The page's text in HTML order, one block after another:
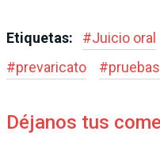
Etiquetas: #Juicio oral
#prevaricato #pruebas
Déjanos tus